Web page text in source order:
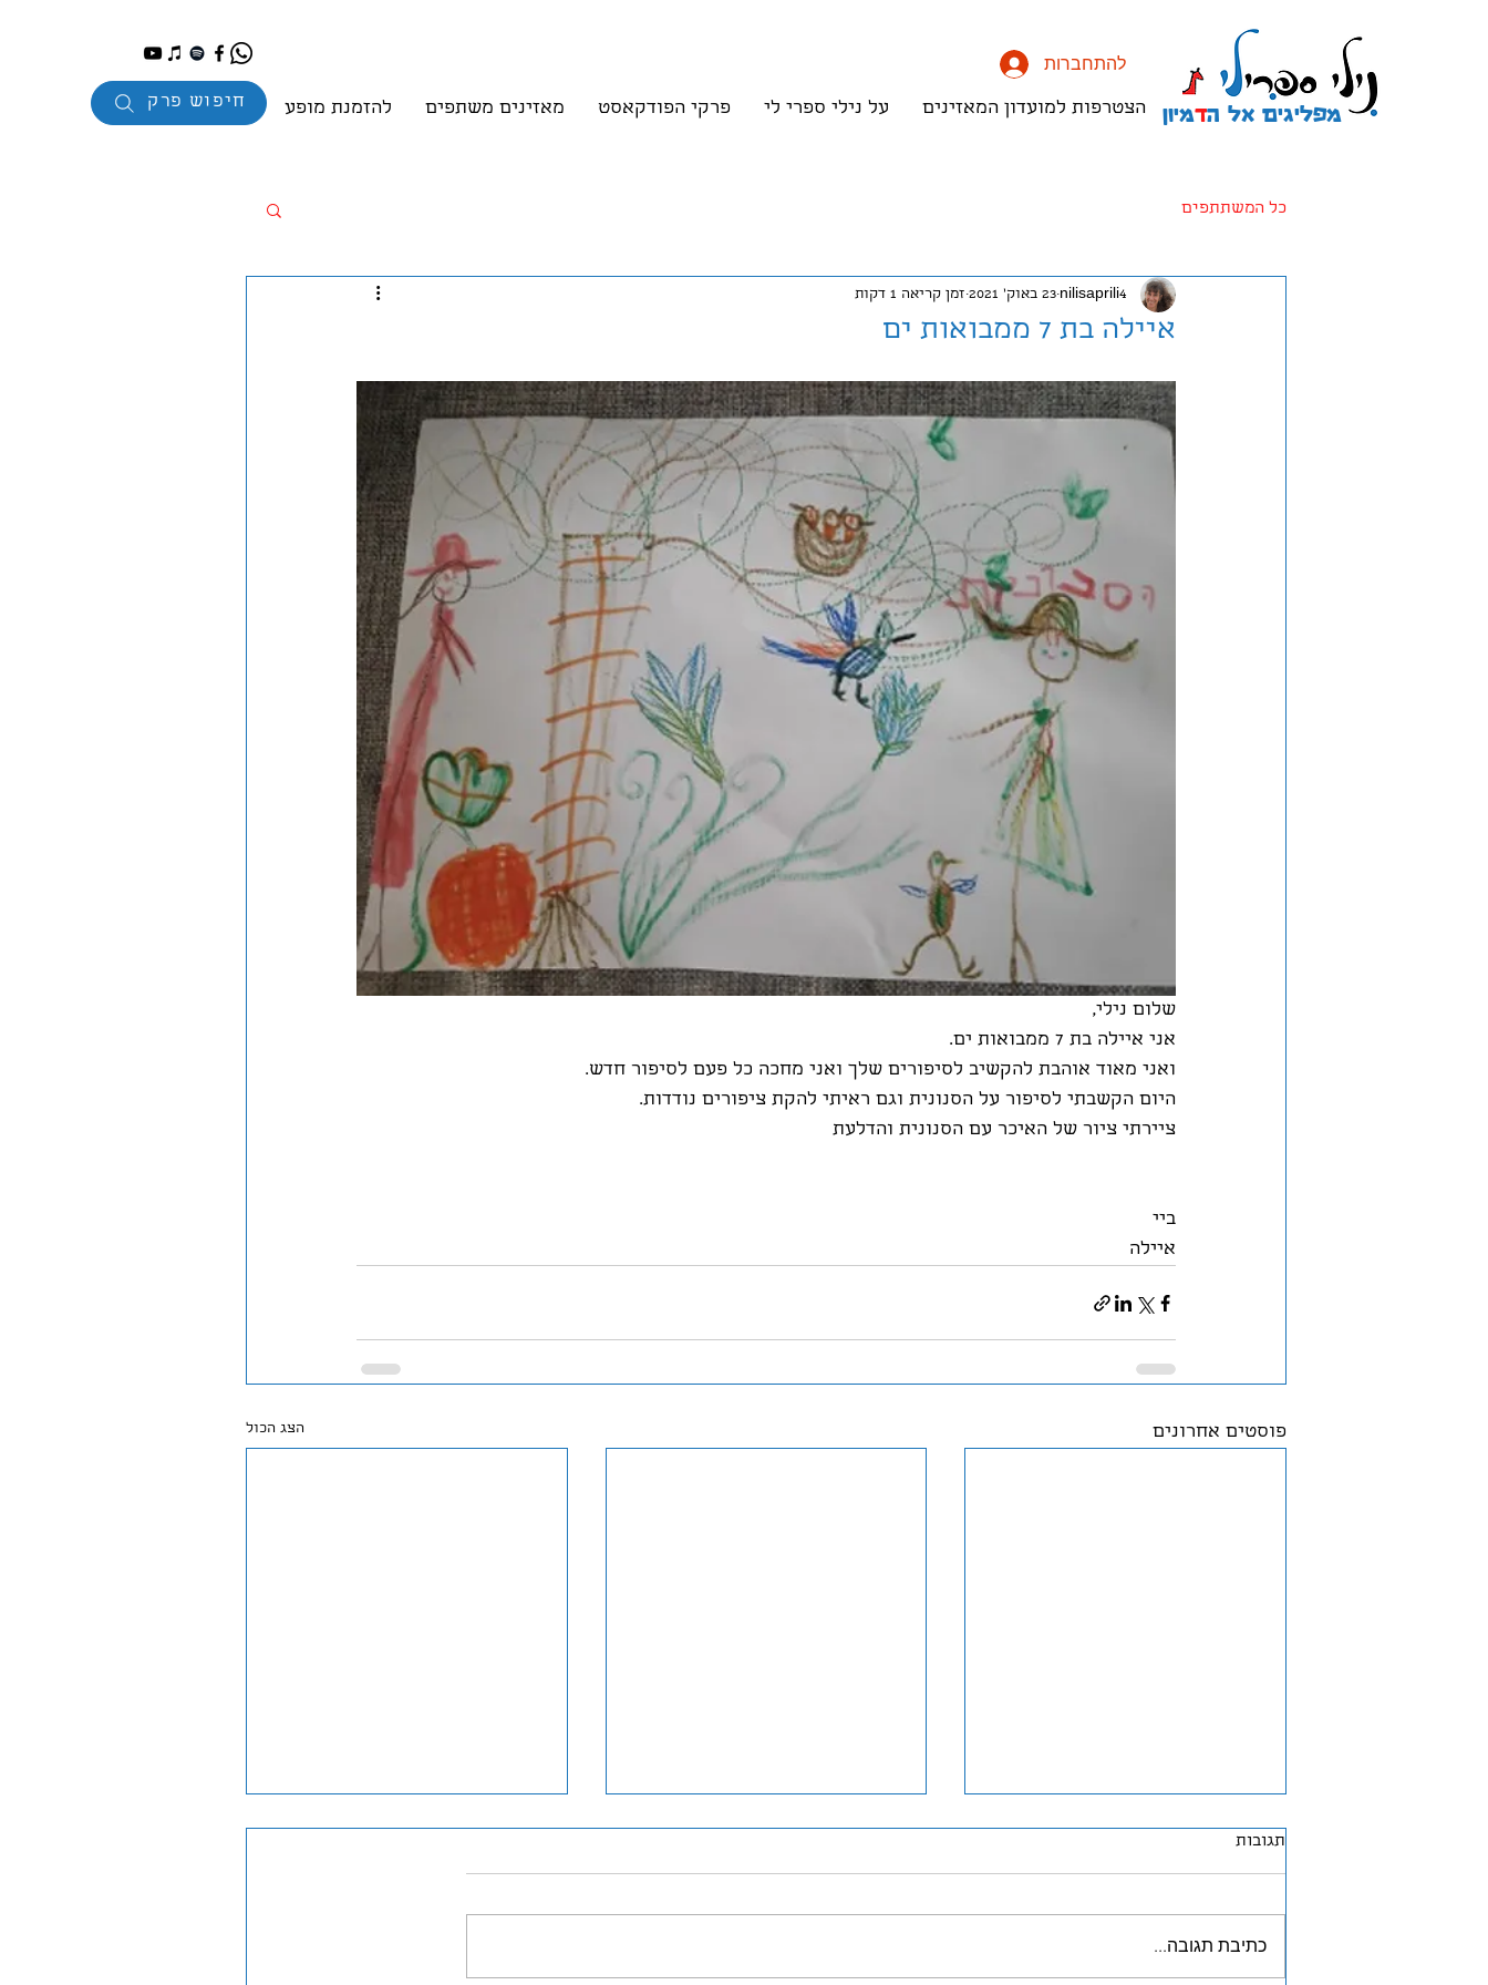
חיפוש פרק
להתחברות
הצטרפות למועדון המאזינים על נילי ספרי לי פרקי הפודקאסט מאזינים משתפים להזמנת מופע מפליגים אל הדמיון
כל המשתתפים
איילה בת 7 ממבואות ים
nilisaprili4 23 באוק׳ 2021 זמן קריאה 1 דקות
שלום נילי,
אני איילה בת 7 ממבואות ים.
ואני מאוד אוהבת להקשיב לסיפורים שלך ואני מחכה כל פעם לסיפור חדש.
היום הקשבתי לסיפור על הסנונית וגם ראיתי להקת ציפורים נודדות.
ציירתי ציור של האיכר עם הסנונית והדלעת
ביי
איילה
פוסטים אחרונים הצג הכול
תגובות
כתיבת תגובה...